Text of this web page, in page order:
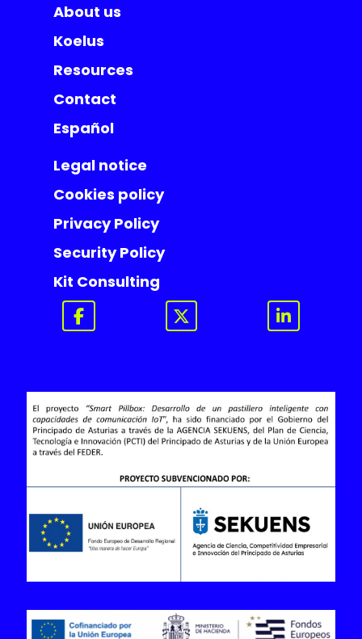
About us
Koelus
Resources
Contact
Español
Legal notice
Cookies policy
Privacy Policy
Security Policy
Kit Consulting